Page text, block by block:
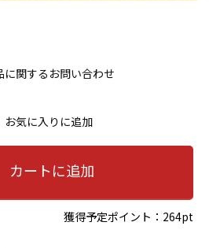
に関するお問い合わせ
お気に入りに追加
カートに追加
獲得予定ポイント： 264pt